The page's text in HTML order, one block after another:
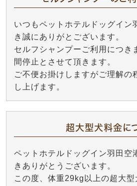
いつもペットホテルドッグイン
き誠にありがとございます。
セルフシャンプーご利用につき
間停止とさせて頂きます。
ご不便お掛けしますがご理解の
し上げます。
超大型犬料金に
ペットホテルドッグイン羽田空
きありがとうございます。
この度、体重29kg以上の超大